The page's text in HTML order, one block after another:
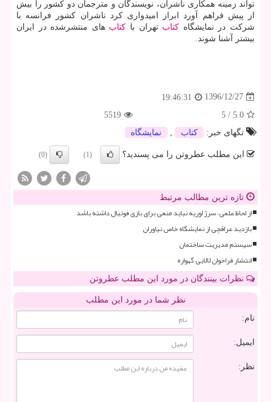
تواند زمینه همكاری ناشران، نویسندگان و مترجمان دو كشور را بیش
از پیش فراهم آورد ابراز امیدواری كرد ناشران كشور فرانسه با
شركت در نمایشگاه كتاب تهران با كتاب های منتشرشده در ایران
بیشتر آشنا شوند.
1396/12/27
19:46:31
5.0
/
5
5519
تگهای خبر:
كتاب نمایشگاه
این مطلب عطروتن را می پسندید؟ (1)
(0)
تازه ترین مطالب مرتبط
از لحاظ علمی، سرژ اوریه نباید منعی برای بازی فوتبال داشته باشد
بازدید عراقچی از نمایشگاه خاص نیاوران
سیستم مدیریت ساختمان
انتشار فراخوان لالایی گهواره
نظرات بینندگان در مورد این مطلب عطروتن
نظر شما در مورد این مطلب
نام:
ایمیل:
نظر: